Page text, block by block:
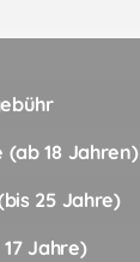
(ab 18 Jahren)
25 Jahre)
Jahre)